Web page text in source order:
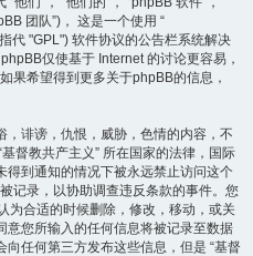
团队”)， 这是一个使用 “
代 "GPL") 软件协议的公告栏系统解决
仅使基于 Internet 的讨论更容易，
果希望得到更多关于phpBB的信息，
诽谤，仇恨，威胁，色情的内容，不
督教共产主义” 所在国家的法律，国际
到通知的情况下被永远禁止访问这个
记录，以协助调查违反条款的事件。您
为合适的时候删除，修改，移动，或关
意您所输入的任何信息将被记录至数据
任何第三方发布这些信息，但是 “基督